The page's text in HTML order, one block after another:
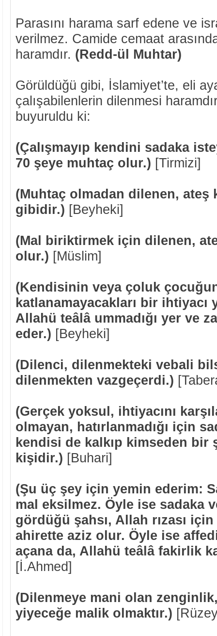
Parasını harama sarf edene ve
verilmez. Camide cemaat
haramdır. (Redd-ül Muhtar)
Görüldüğü gibi, İslamiyet’te, eli
çalışabilenlerin dilenmesi
buyuruldu ki:
(Çalışmayıp kendini sadaka
70 şeye muhtaç olur.) [Tirmizi]
(Muhtaç olmadan dilenen, ateş
gibidir.) [Beyheki]
(Mal biriktirmek için dilenen,
olur.) [Müslim]
(Kendisinin veya çoluk
katlanamayacakları bir
Allahü teâlâ ummadığı yer ve
eder.) [Beyheki]
(Dilenci, dilenmekteki vebali
dilenmekten vazgeçerdi.)
(Gerçek yoksul, ihtiyacını
olmayan, hatırlanmadığı için
kendisi de kalkıp kimseden bir
kişidir.) [Buhari]
(Şu üç şey için yemin ederim:
mal eksilmez. Öyle ise sadaka
gördüğü şahsı, Allah rızası
ahirette aziz olur. Öyle ise
açana da, Allahü teâlâ fakirlik
[İ.Ahmed]
(Dilenmeye mani olan
yiyeceğe malik olmaktır.)